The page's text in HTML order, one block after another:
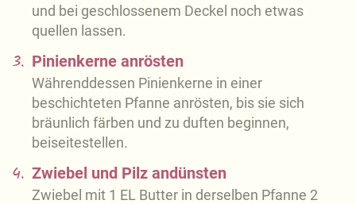
und bei geschlossenem Deckel noch etwas
quellen lassen.
3. Pinienkerne anrösten
Währenddessen Pinienkerne in einer
beschichteten Pfanne anrösten, bis sie sich
bräunlich färben und zu duften beginnen,
beiseitestellen.
4. Zwiebel und Pilz andünsten
Zwiebel mit 1 EL Butter in derselben Pfanne 2